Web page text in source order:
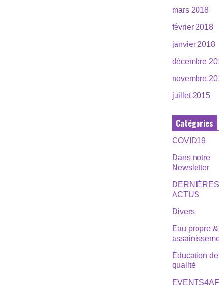
mars 2018
février 2018
janvier 2018
décembre
novembre
juillet 2015
Catégories
COVID19
Dans notre
Newsletter
DERNIÈRES
ACTUS
Divers
Eau propre &
Éducation de
qualité